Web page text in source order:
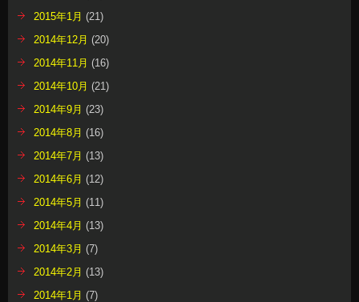
2015年1月 (21)
2014年12月 (20)
2014年11月 (16)
2014年10月 (21)
2014年9月 (23)
2014年8月 (16)
2014年7月 (13)
2014年6月 (12)
2014年5月 (11)
2014年4月 (13)
2014年3月 (7)
2014年2月 (13)
2014年1月 (7)